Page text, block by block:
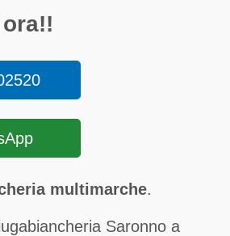
multimarche.
Saronno a